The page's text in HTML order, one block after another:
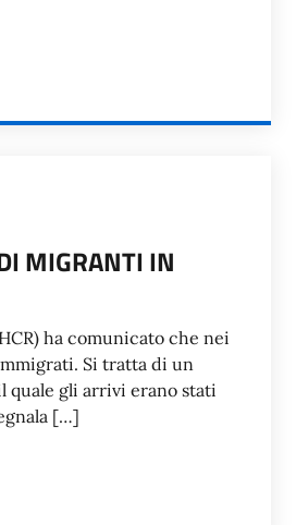
MIGRANTI IN
ha comunicato che nei
Si tratta di un
quale gli arrivi erano stati
[…]